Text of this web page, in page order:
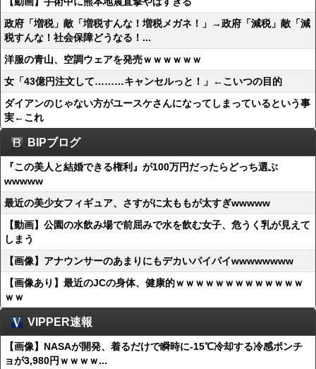
政府「増税」敵「増税すんな！増税メガネ！」→政府「減税」敵「減
税すんな！社会保障どうなる！...
洋服の青山、空調ウェアを発売ｗｗｗｗｗｗ
女「43億円注文して………キャンセルっと！」←こいつの目的
ダイアンのじゃない方がユースケさんになってしまっているという事
実←これ
BIPブログ
『この美人と結婚できる権利』が100万円だったらどっち選ぶ
wwwww
最近の美少女フィギュア、さすがに太ももが太すぎwwwww
【動画】公園の水飲み場で前屈みで水を飲む女子、危うく乳が見えて
しまう
【画像】アナウンサーのあまりにもデカいパイパイwwwwwwww
【画像あり】最近のJCの身体、健康的ｗｗｗｗｗｗｗｗｗｗｗｗｗ
ｗｗ
VIPPER速報
【画像】NASAが開発、着るだけで瞬時に-15℃冷却する冷感ポンチ
ョが3,980円ｗｗｗｗ...